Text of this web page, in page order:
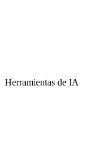
Herramientas de IA